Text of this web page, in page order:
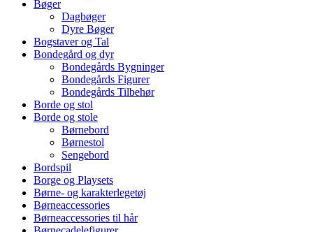
Bøger
Dagbøger
Dyre Bøger
Bogstaver og Tal
Bondegård og dyr
Bondegårds Bygninger
Bondegårds Figurer
Bondegårds Tilbehør
Borde og stol
Borde og stole
Børnebord
Børnestol
Sengebord
Bordspil
Borge og Playsets
Børne- og karakterlegetøj
Børneaccessories
Børneaccessories til hår